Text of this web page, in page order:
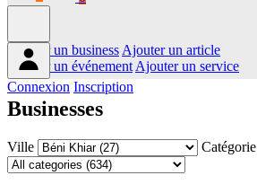
Ajouter un business Ajouter un article
Ajouter un événement Ajouter un service
Connexion Inscription
Businesses
Ville Catégorie